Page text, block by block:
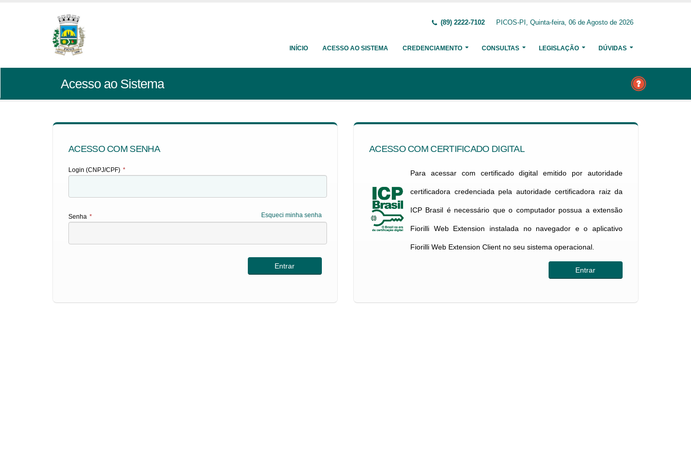
(89) 2222-7102 PICOS-PI, Quinta-feira, 06 de Agosto de 2026
INÍCIO ACESSO AO SISTEMA CREDENCIAMENTO CONSULTAS LEGISLAÇÃO DÚVIDAS
Acesso ao Sistema
ACESSO COM SENHA
Login (CNPJ/CPF) *
Esqueci minha senha
Senha *
ACESSO COM CERTIFICADO DIGITAL
Para acessar com certificado digital emitido por autoridade
certificadora credenciada pela autoridade certificadora raiz da
ICP Brasil é necessário que o computador possua a extensão
Fiorilli Web Extension instalada no navegador e o aplicativo
Fiorilli Web Extension Client no seu sistema operacional.